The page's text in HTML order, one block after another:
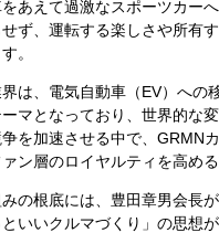
あえて過激なスポーツカー
ず、運転する楽しさや所有
。
は、電気自動車（EV）への
マとなっており、世界的な
を加速させる中で、GRMN
ン層のロイヤルティを高め
の根底には、豊田章男会長
いいクルマづくり」の思想